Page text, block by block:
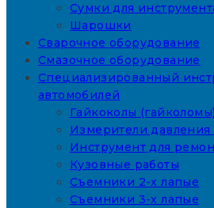
Сумки для
Шарошки
Сварочное оборудование
Смазочное оборудование
Специализированный
автомобилей
Гайкоколы (гайколомы)
Измерители
Инструмент для
Кузовные работы
Съемники 2-х лапые
Съемники 3-х лапые